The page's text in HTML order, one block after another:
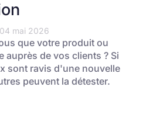
mai 2026
que votre produit ou
auprès de vos clients ? Si
sont ravis d'une nouvelle
peuvent la détester.